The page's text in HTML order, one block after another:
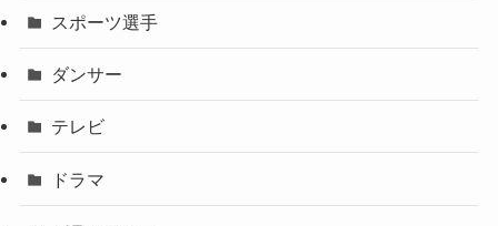
スポーツ選手
ダンサー
テレビ
ドラマ